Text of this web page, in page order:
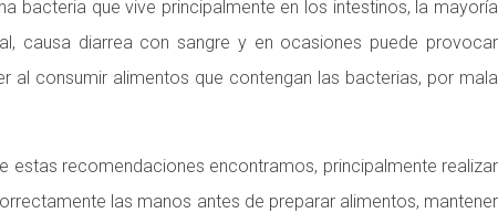
bacteria que vive principalmente en los intestinos, la mayoría
causa diarrea con sangre y en ocasiones puede provocar
al consumir alimentos que contengan las bacterias, por mala
estas recomendaciones encontramos, principalmente realizar
las manos antes de preparar alimentos, mantener